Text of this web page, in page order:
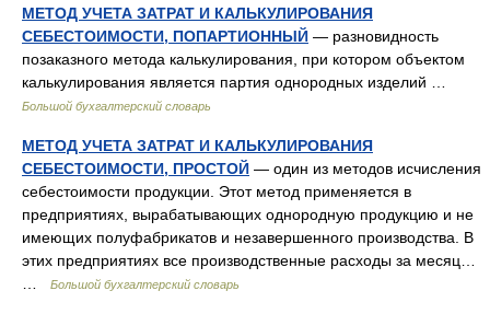
МЕТОД УЧЕТА ЗАТРАТ И КАЛЬКУЛИРОВАНИЯ
СЕБЕСТОИМОСТИ, ПОПАРТИОННЫЙ — разновидность
позаказного метода калькулирования, при котором объектом
калькулирования является партия однородных изделий …
Большой бухгалтерский словарь
МЕТОД УЧЕТА ЗАТРАТ И КАЛЬКУЛИРОВАНИЯ
СЕБЕСТОИМОСТИ, ПРОСТОЙ — один из методов исчисления
себестоимости продукции. Этот метод применяется в
предприятиях, вырабатывающих однородную продукцию и не
имеющих полуфабрикатов и незавершенного производства. В
этих предприятиях все производственные расходы за месяц…
Большой бухгалтерский словарь